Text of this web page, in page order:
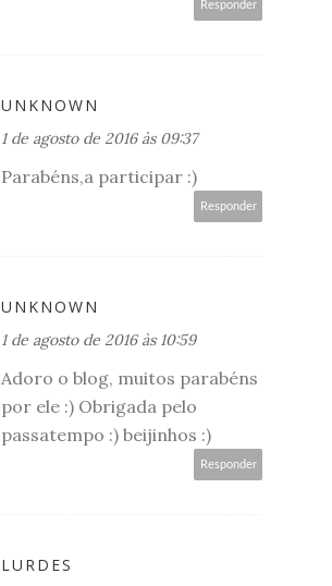
Responder
UNKNOWN
1 de agosto de 2016 às 09:37
Parabéns,a participar :)
Responder
UNKNOWN
1 de agosto de 2016 às 10:59
Adoro o blog, muitos parabéns
por ele :) Obrigada pelo
passatempo :) beijinhos :)
Responder
LURDES